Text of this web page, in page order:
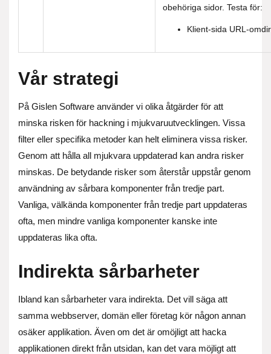
obehöriga sidor. Testa för:
Klient-sida URL-
Vår strategi
På Gislen Software använder vi olika åtgärder för att
minska risken för hackning i mjukvaruutvecklingen. Vissa
filter eller specifika metoder kan helt eliminera vissa risker.
Genom att hålla all mjukvara uppdaterad kan andra risker
minskas. De betydande risker som återstår uppstår genom
användning av sårbara komponenter från tredje part.
Vanliga, välkända komponenter från tredje part uppdateras
ofta, men mindre vanliga komponenter kanske inte
uppdateras lika ofta.
Indirekta sårbarheter
Ibland kan sårbarheter vara indirekta. Det vill säga att
samma webbserver, domän eller företag kör någon annan
osäker applikation. Även om det är omöjligt att hacka
applikationen direkt från utsidan, kan det vara möjligt att